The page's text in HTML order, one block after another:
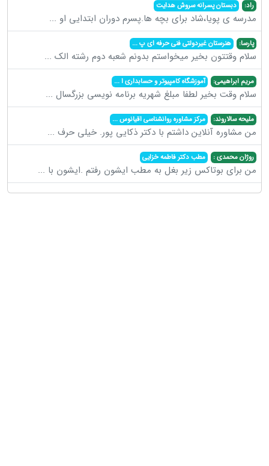
راد: دبستان پسرانه سروش هدایت
مدرسه ی پویا،شاد برای بچه ها.پسرم دوران ابتدایی او ...
پارسا: هنرستان غیردولتی فنی حرفه ای پ...
سلام وقتتون بخیر میخواستم بدونم شعبه دوم رشته الک ...
مریم ابراهیمی: آموزشگاه کامپیوتر و حسابداری ا...
سلام وقت بخیر لطفا مبلغ شهریه برنامه نویسی بزرگسال ...
ملیحه سالاروند: مرکز مشاوره روانشناسی اقیانوس...
من مشاوره آنلاین داشتم با دکتر ذکایی پور. خیلی حرف ...
روژان محمدی : مطب دکتر فاطمه خزایی
من برای بوتاکس زیر بغل به مطب ایشون رفتم .ایشون با ...